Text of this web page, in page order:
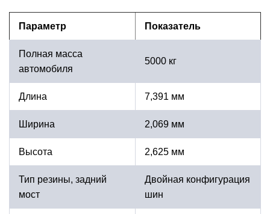
Параметр Показатель
Полная масса
автомобиля
5000 кг
Длина 7,391 мм
Ширина 2,069 мм
Высота 2,625 мм
Тип резины, задний
мост
Двойная конфигурация
шин